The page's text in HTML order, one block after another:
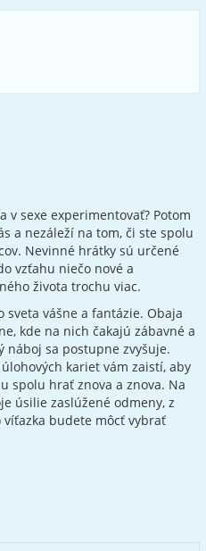
v sexe experimentovať? Potom
a nezáleží na tom, či ste spolu
Nevinné hrátky sú určené
vzťahu niečo nové a
života trochu viac.
vášne a fantázie. Obaja
kde na nich čakajú zábavné a
náboj sa postupne zvyšuje.
kariet vám zaistí, aby
spolu hrať znova a znova. Na
úsilie zaslúžené odmeny, z
budete môcť vybrať